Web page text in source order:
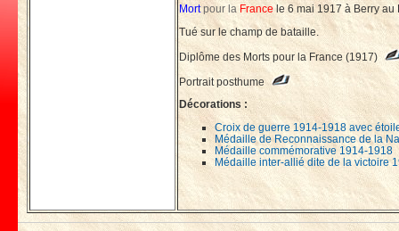
Mort pour la Francele 6 mai 1917 à Berry au
Tué sur le champ de bataille.
Diplôme des Morts pour la France (1917)
Portrait posthume
Décorations :
Croix de guerre 1914-1918 avec
Médaille de Reconnaissance de la
Médaille commémorative 1914-1918
Médaille inter-allié dite de la victoire